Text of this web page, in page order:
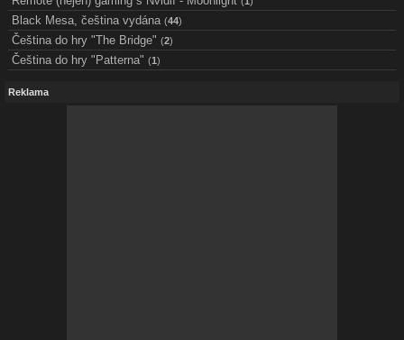
Black Mesa, čeština vydána (44)
Čeština do hry "The Bridge" (2)
Čeština do hry "Patterna" (1)
Reklama